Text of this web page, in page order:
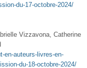
du-17-octobre-2024/
Vizzavona, Catherine
en-auteurs-livres-en-
du-18-octobre-2024/